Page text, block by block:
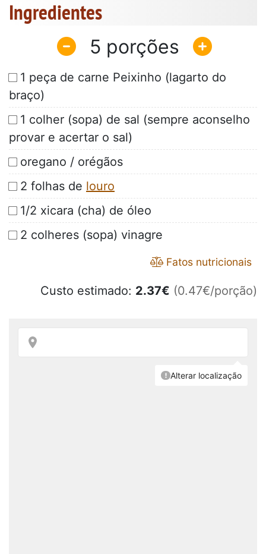
Ingredientes
5
1 peça de carne Peixinho (lagarto do
braço)
1 colher (sopa) de sal (sempre aconselho
provar e acertar o sal)
oregano / orégãos
2 folhas de louro
1/2 xicara (cha) de óleo
2 colheres (sopa) vinagre
Fatos nutricionais
Custo estimado: 2.37€ (0.47€/porção)